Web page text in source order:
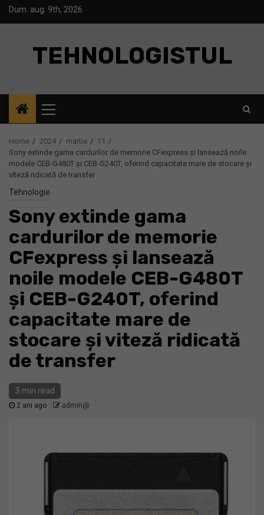
SkipDum. aug. 9th, 2026
TEHNOLOGISTUL
Menu
Home 2024 martie
11
Sony extinde gama cardurilor de memorie CFexpress și lansează noile
modele CEB-G480T și CEB-G240T, oferind capacitate mare de stocare și
viteză ridicată de transfer
Tehnologie
Sony extinde gama
cardurilor de memorie
CFexpress și lansează
noile modele CEB-G480T
și CEB-G240T, oferind
capacitate mare de
stocare și viteză ridicată
de transfer
3 min read
2 ani ago admin@